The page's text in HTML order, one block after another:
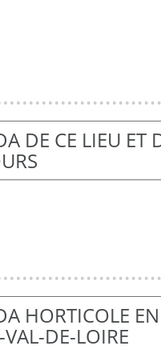
DE CE LIEU ET
HORTICOLE EN
VAL-DE-LOIRE